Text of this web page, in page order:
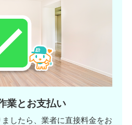
業とお支払い
したら、業者に直接料金をお